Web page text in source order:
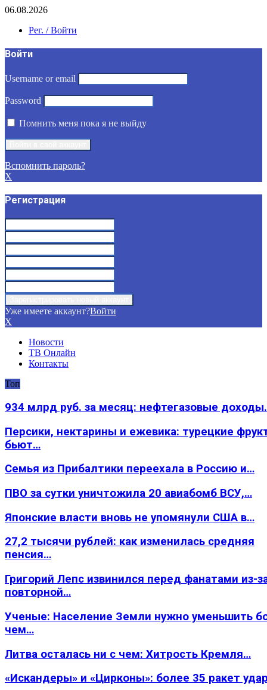
06.08.2026
Рег. / Войти
Войти
Username or email
Password
Помнить меня пока я не выйду
Вспомнить пароль?
X
Регистрация
Уже имеете аккаунт?Войти
X
Новости
ТВ Онлайн
Контакты
Топ
934 млрд руб. за месяц: нефтегазовые
Персики, нектарины и ежевика: турецкие
бьют…
Семья из Прибалтики переехала в Россию и…
ПВО за сутки уничтожила 20 авиабомб ВСУ,…
Японские власти вновь не упомянули США в…
27,2 тысячи рублей: как изменилась средняя
пенсия…
Григорий Лепс извинился перед фанатами из-
повторной…
Ученые: Население Земли нужно уменьшить
чем…
Литва осталась ни с чем: Хитрость Кремля…
«Искандеры» и «Цирконы»: более 35 ракет